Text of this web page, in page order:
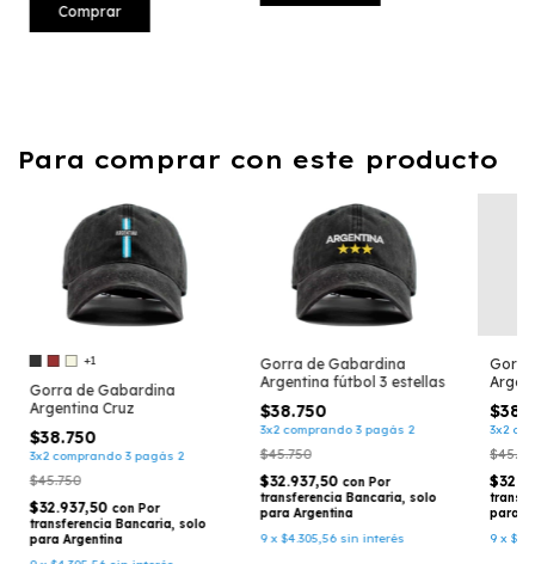
Comprar
Para comprar con este producto
+1
Gorra de Gabardina
Argentina Cruz
$38.750
3x2 comprando 3 pagás 2
$45.750
$32.937,50 con Por
transferencia Bancaria, solo
para Argentina
Gorra de Gabardina
Argentina fútbol 3 estellas
$38.750
3x2 comprando 3 pagás 2
$45.750
$32.937,50 con Por
transferencia Bancaria, solo
para Argentina
9 x$4.305,56 sin interés
Gorra
3x2
para
9 x